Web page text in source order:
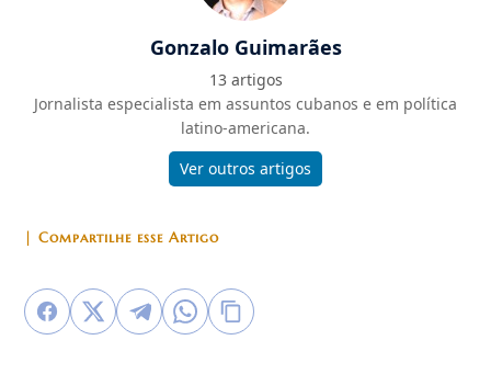
Gonzalo Guimarães
13 artigos
Jornalista especialista em assuntos cubanos e em política
latino-americana.
Ver outros artigos
| Compartilhe esse Artigo